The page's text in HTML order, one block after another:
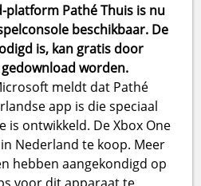
platform Pathé Thuis is nu
beschikbaar. De
is, kan gratis door
worden.
meldt dat Pathé
app is die speciaal
is ontwikkeld. De Xbox One
Nederland te koop. Meer
hebben aangekondigd op
voor dit apparaat te